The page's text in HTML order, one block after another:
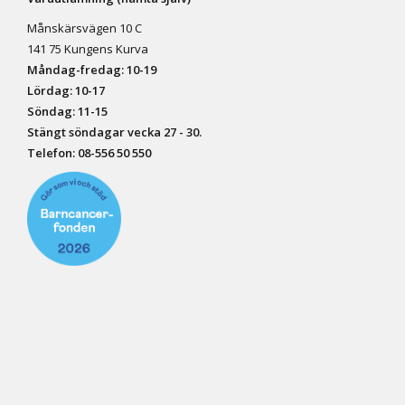
Månskärsvägen 10 C
141 75 Kungens Kurva
Måndag-fredag: 10-19
Lördag: 10-17
Söndag: 11-15
Stängt söndagar vecka 27 - 30.
Telefon: 08-556 50 550